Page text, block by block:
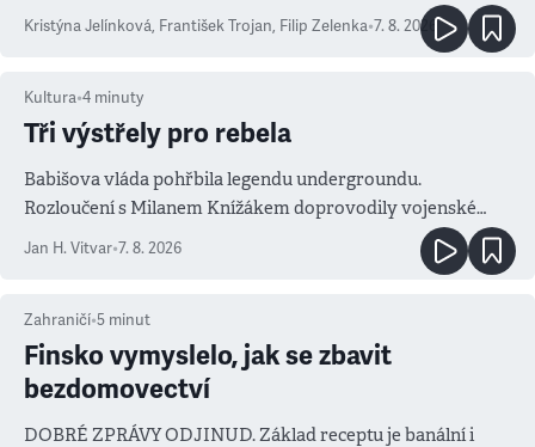
Kristýna Jelínková, František Trojan, Filip Zelenka•7. 8. 2026
Kultura•4 minuty
Tři výstřely pro rebela
Babišova vláda pohřbila legendu undergroundu.
Rozloučení s Milanem Knížákem doprovodily vojenské
Jan H. Vitvar•7. 8. 2026
Zahraničí•5 minut
Finsko vymyslelo, jak se zbavit
bezdomovectví
DOBRÉ ZPRÁVY ODJINUD. Základ receptu je banální i